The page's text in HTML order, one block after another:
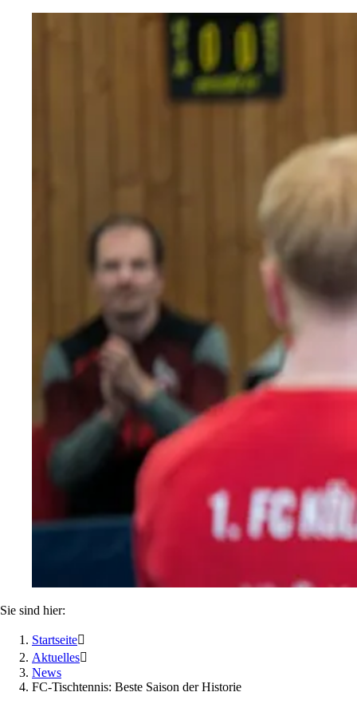
Sie sind hier:
Startseite
Aktuelles
News
FC-Tischtennis: Beste Saison der Historie